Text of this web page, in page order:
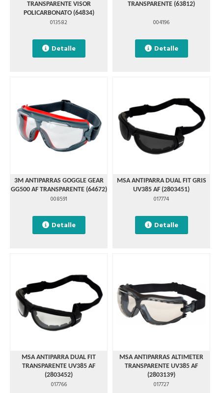
TRANSPARENTE VISOR
POLICARBONATO (64834)
013582
Detalle
TRANSPARENTE (63812)
004196
Detalle
3M ANTIPARRAS GOGGLE GEAR
GG500 AF TRANSPARENTE (64672)
008591
Detalle
MSA ANTIPARRA DUAL FIT GRIS
UV385 AF (2803451)
017774
Detalle
MSA ANTIPARRA DUAL FIT
TRANSPARENTE UV385 AF
(2803452)
017766
MSA ANTIPARRAS ALTIMETER
TRANSPARENTE UV385 AF
(2803139)
017727